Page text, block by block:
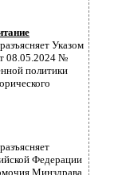
Указом
08.05.2024 №
политики
Федерации
Минздрава